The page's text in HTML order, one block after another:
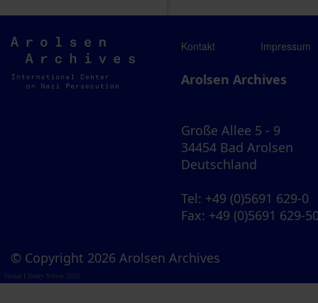
Arolsen
Archives
Kontakt Impressum
Arolsen Archives
Große Allee 5 - 9
34454 Bad Arolsen
Deutschland
Tel: +49 (0)5691 629-0
Fax: +49 (0)5691 629-
© Copyright 2026 Arolsen Archives
Visual Library Server 2026